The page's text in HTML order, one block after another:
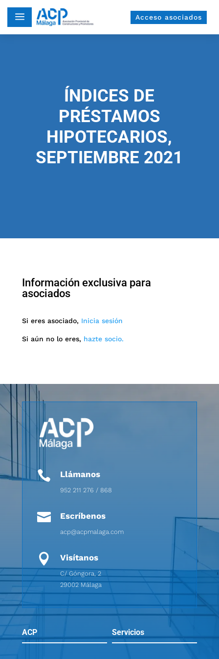
a Acceso asociados
ÍNDICES DE
PRÉSTAMOS
HIPOTECARIOS,
SEPTIEMBRE 2021
Información exclusiva para
asociados
Si eres asociado, Inicia sesión
Si aún no lo eres, hazte socio.
 Llámanos
952 211 276 / 868
 Escríbenos
acp@acpmalaga.com
 Visítanos
C/ Góngora, 2
29002 Málaga
ACP Servicios